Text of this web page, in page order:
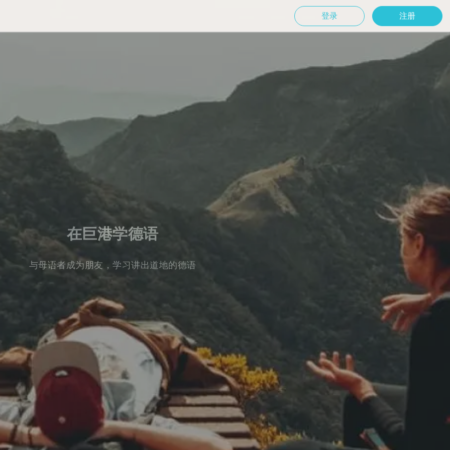
登录 注册
在巨港学德语
与母语者成为朋友，学习讲出道地的德语